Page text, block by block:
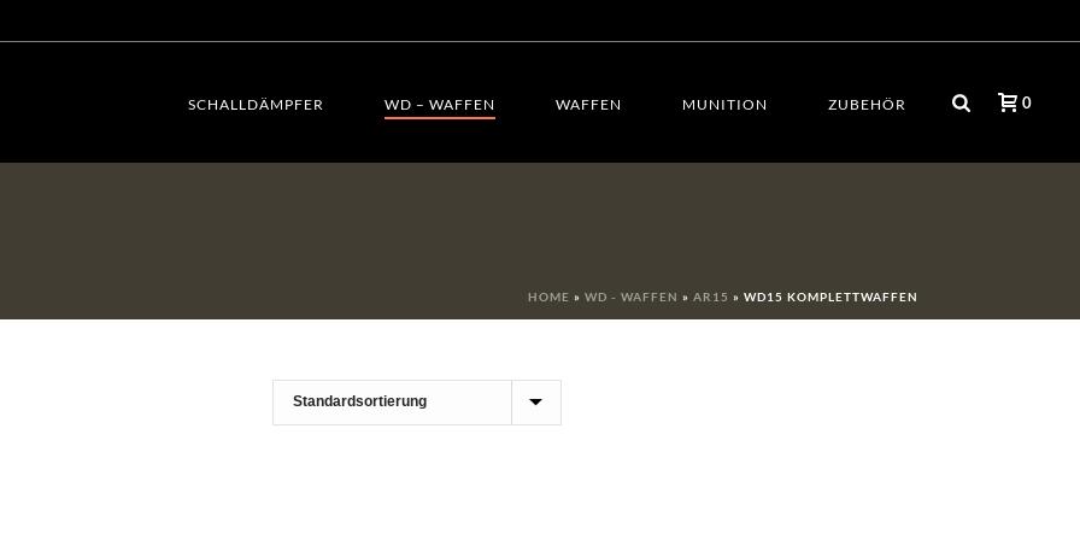
SCHALLDÄMPFER WD – WAFFEN WAFFEN MUNITION ZUBEHÖR 0
HOME » WD - WAFFEN » AR15 » WD15 KOMPLETTWAFFEN